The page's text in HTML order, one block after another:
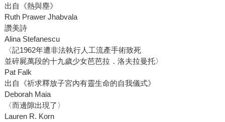
出自《熱與塵》
Ruth Prawer Jhabvala
讚美詩
Alina Stefanescu
〈記1962年遭非法執行人工流產手術致死
並碎屍萬段的十九歲少女芭芭拉．洛夫拉曼托〉
Pat Falk
出自《祈求釋放子宮內有靈生命的自我儀式》
Deborah Maia
〈而邊隙出現了〉
Lauren R. Korn